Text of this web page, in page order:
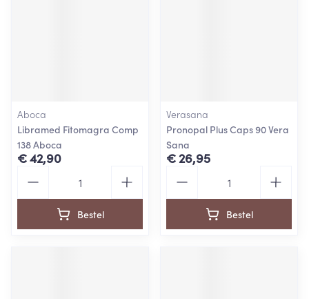
Aboca
Libramed Fitomagra Comp
138 Aboca
€ 42,90
Bestel
Verasana
Pronopal Plus Caps 90 Vera
Sana
€ 26,95
Bestel